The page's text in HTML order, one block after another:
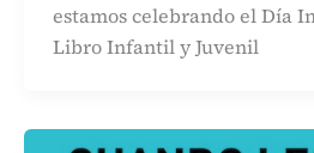
estamos celebrando el Día
Libro Infantil y Juvenil